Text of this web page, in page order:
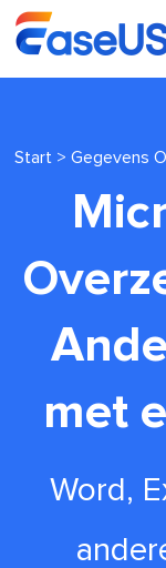
Start >Gegevens
met
Word,